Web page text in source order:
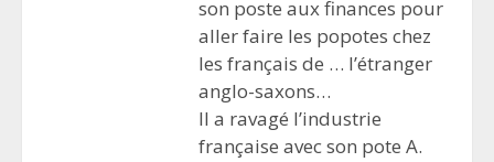
son poste aux finances pour
aller faire les popotes chez
les français de … l’étranger
anglo-saxons…
Il a ravagé l’industrie
française avec son pote A.